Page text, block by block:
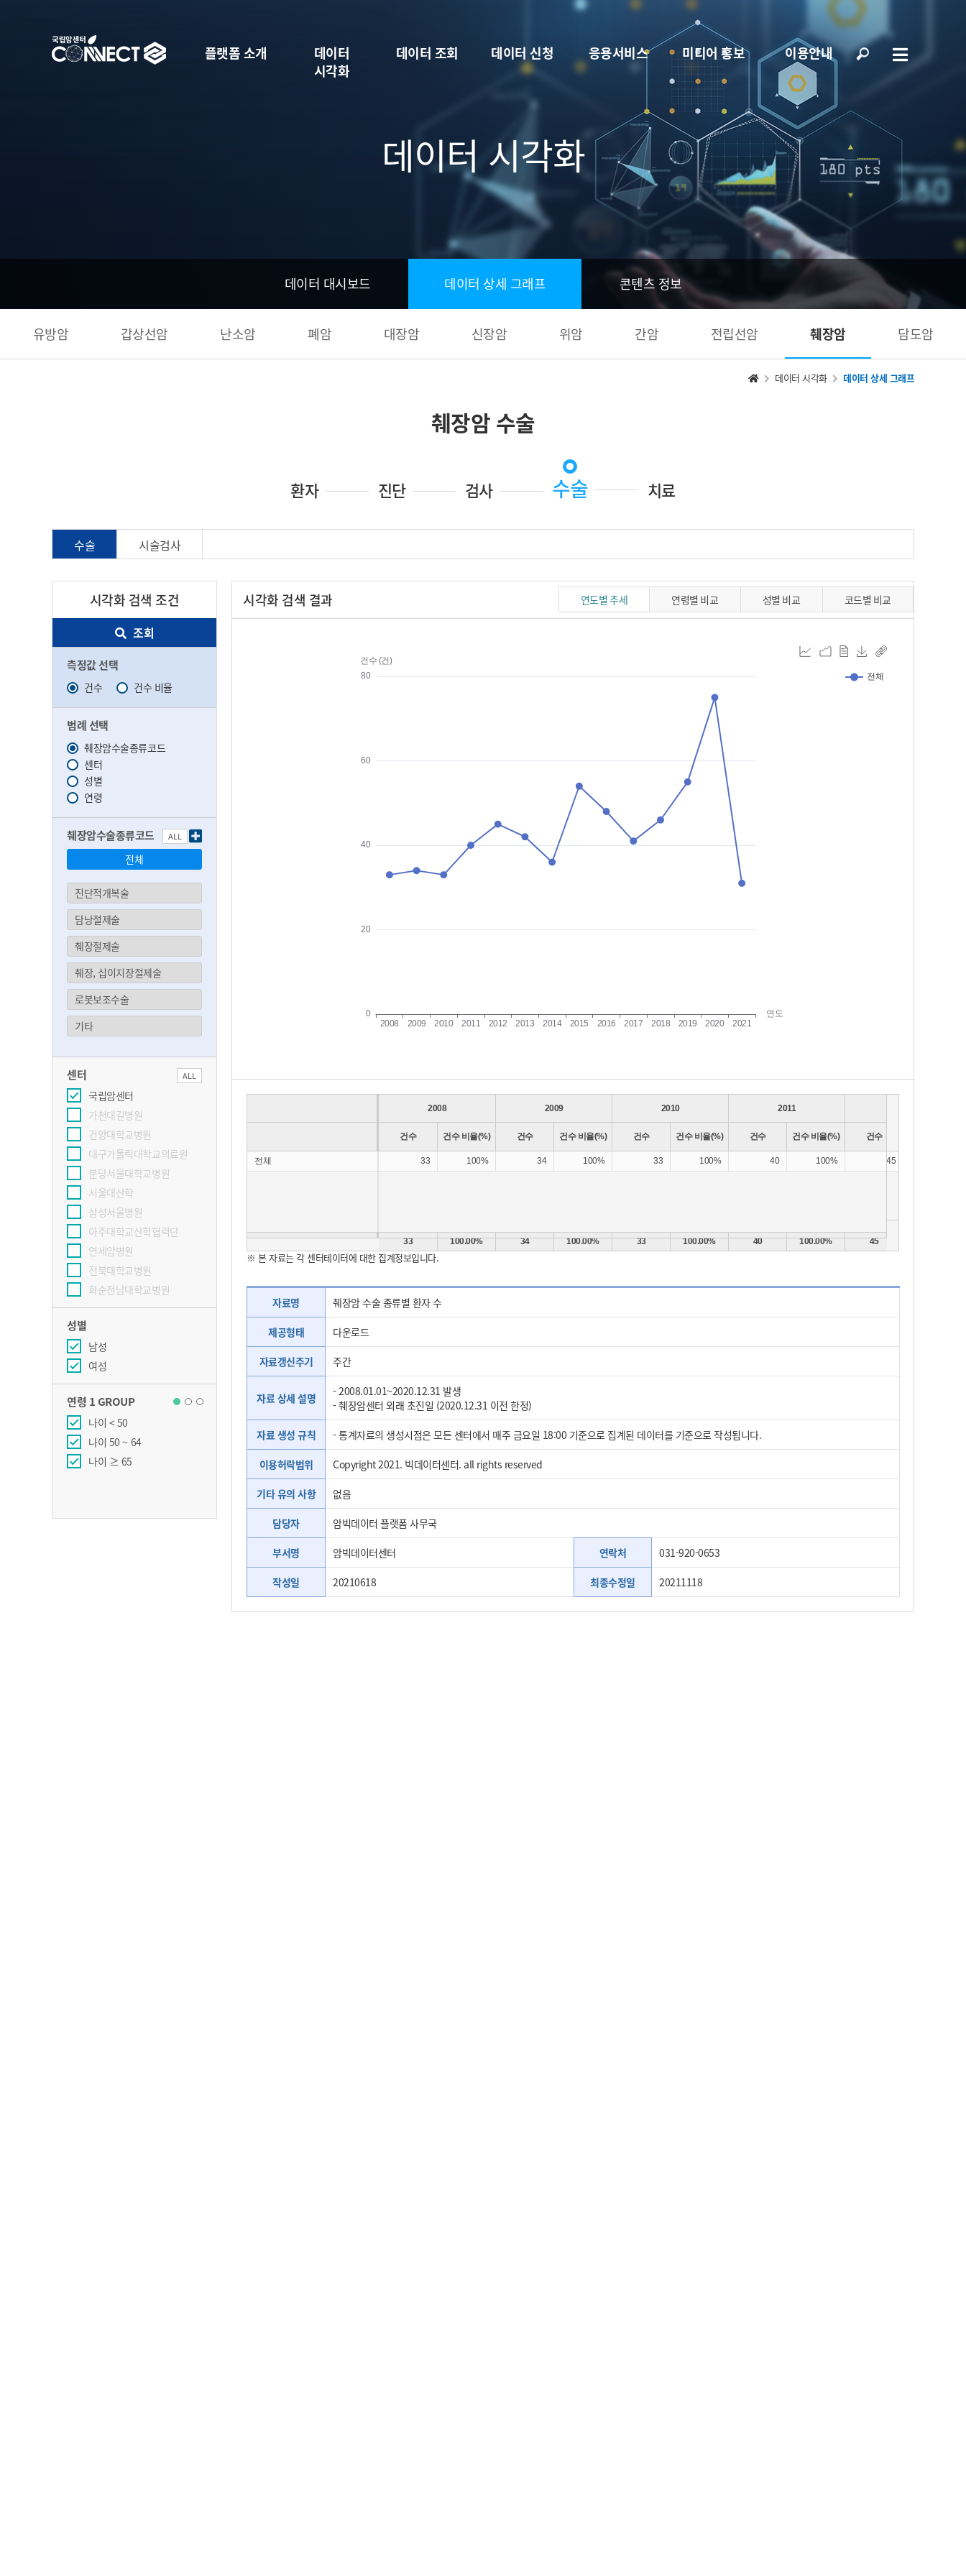
플랫폼 소개
데이터
시각화
데이터 조회 데이터 신청 응용서비스 미디어 홍보 이용안내
데이터 시각화
데이터 대시보드 데이터 상세 그래프 콘텐츠 정보
유방암 갑상선암 난소암 폐암 대장암 신장암 위암 간암 전립선암 췌장암 담도암
홈
데이터 시각화 데이터 상세 그래프
췌장암 수술
환자 진단 검사 수술 치료
수술 시술검사
시각화 검색 조건
조회
측정값 선택
건수 건수 비율
범례 선택
췌장암수술종류코드
센터
성별
연령
췌장암수술종류코드 ALL
전체
진단적개복술
담낭절제술
췌장절제술
췌장, 십이지장절제술
로봇보조수술
기타
센터 ALL
국립암센터
가천대길병원
건양대학교병원
대구가톨릭대학교의료원
분당서울대학교병원
서울대산학
삼성서울병원
아주대학교산학협력단
연세암병원
전북대학교병원
화순전남대학교병원
성별
남성
여성
연령 1 GROUP
나이 < 50
나이 50 ~ 64
나이 ≥ 65
연령 2 GROUP
나이 < 15
나이 15 ~ 39
나이 40 ~ 64
나이 65 ~ 75
나이 ≥ 75
연령 3 GROUP
나이 < 20
나이 ≥ 20
시각화 검색 결과 연도별 추세 연령별 비교 성별 비교 코드별 비교
전체
Total
2008 2009 2010 2011
건수 건수 비율(%) 건수 건수 비율(%) 건수 건수 비율(%) 건수 건수 비율(%) 건수
33 100% 34 100% 33 100% 40 100% 45
33 100.00% 34 100.00% 33 100.00% 40 100.00% 45
※ 본 자료는 각 센터테이터에 대한 집계정보입니다.
자료명 췌장암 수술 종류별 환자 수
제공형태 다운로드
자료갱신주기 주간
자료 상세 설명
- 2008.01.01~2020.12.31 발생
- 췌장암센터 외래 초진일 (2020.12.31 이전 한정)
자료 생성 규칙 - 통계자료의 생성시점은 모든 센터에서 매주 금요일 18:00 기준으로 집계된 데이터를 기준으로 작성됩니다.
이용허락범위 Copyright 2021. 빅데이터센터. all rights reserved
기타 유의 사항 없음
담당자 암빅데이터 플랫폼 사무국
부서명 암빅데이터센터 연락처 031-920-0653
작성일 20210618 최종수정일 20211118